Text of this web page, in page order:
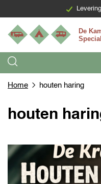
Home houten haring
houten